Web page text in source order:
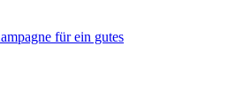
für ein gutes